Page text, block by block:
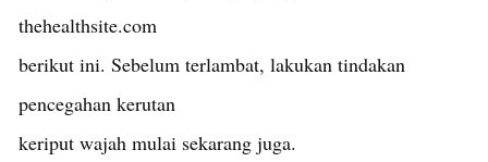
thehealthsite.com
berikut ini. Sebelum terlambat, lakukan tindakan
pencegahan kerutan
keriput wajah mulai sekarang juga.